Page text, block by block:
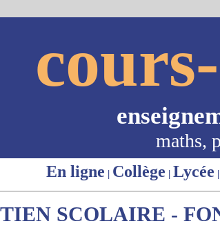
maths,
En ligne | Collège | Lycée |
SCOLAIRE -